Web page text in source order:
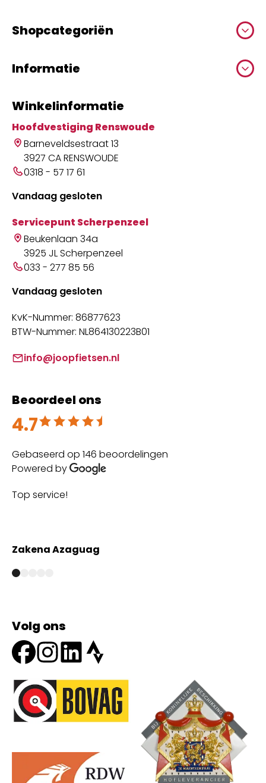
Shopcategoriën
Informatie
Winkelinformatie
Hoofdvestiging Renswoude
Barneveldsestraat 13
3927 CA RENSWOUDE
0318 - 57 17 61
Vandaag gesloten
Servicepunt Scherpenzeel
Beukenlaan 34a
3925 JL Scherpenzeel
033 - 277 85 56
Vandaag gesloten
KvK-Nummer: 86877623
BTW-Nummer: NL864130223B01
info@joopfietsen.nl
Beoordeel ons
4.7
Beoordeeld met 4.7 uit 5
Gebaseerd op 146 beoordelingen
Powered by
Top service!
Zakena Azaguag
Volg ons
Onze partners